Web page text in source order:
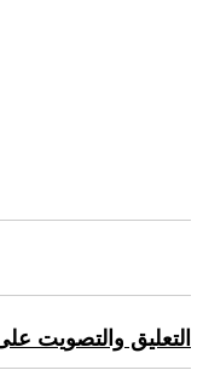
التعليق والتصويت